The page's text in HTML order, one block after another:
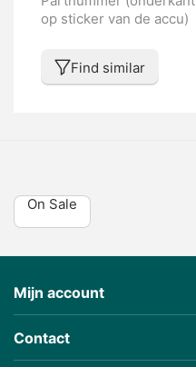
op sticker van de accu)
Find similar
On Sale
Mijn account
Contact